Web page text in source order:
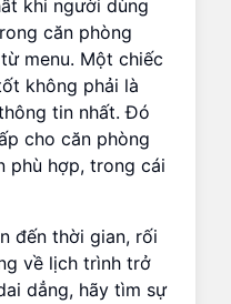
khi người dùng
căn phòng
menu. Một chiếc
không phải là
tin nhất. Đó
cho căn phòng
phù hợp, trong cái
đến thời gian, rối
về lịch trình trở
dẳng, hãy tìm sự